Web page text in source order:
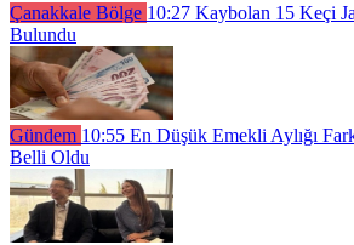
Çanakkale Bölge 10:27 Kaybolan 15 Keçi
Bulundu
Gündem 10:55 En Düşük Emekli Aylığı
Belli Oldu